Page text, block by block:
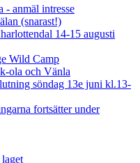
- anmäl intresse
(snarast!)
14-15 augusti
Wild Camp
ola och Vänla
söndag 13e juni kl.13-
fortsätter under